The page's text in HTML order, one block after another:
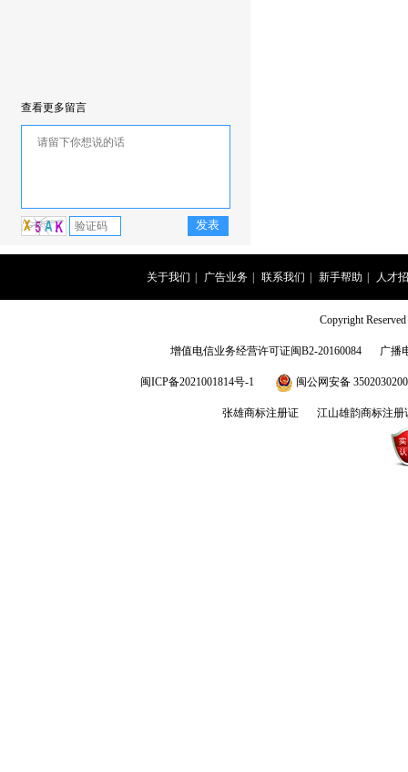
查看更多留言
关于我们 广告业务 联系我们 新手帮助 人才
Copyright
增值电信业务经营许可证闽B2-20160084 广播
闽ICP备2021001814号-1 闽公网安备
张雄商标注册证 江山雄韵商标注册